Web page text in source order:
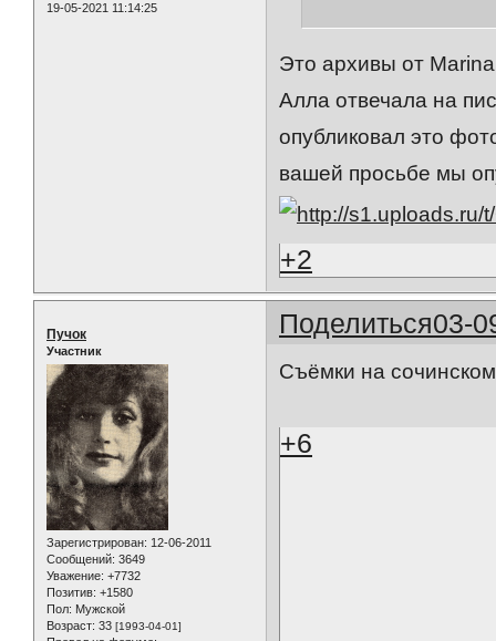
19-05-2021 11:14:25
Это архивы от
Алла отвечала на
опубликовал это
вашей просьбе мы
+2
Поделиться03-
Пучок
Участник
Зарегистрирован: 12-06-2011
Сообщений: 3649
Уважение: +7732
Позитив: +1580
Пол: Мужской
Возраст: 33 [1993-04-01]
Съёмки на
+6